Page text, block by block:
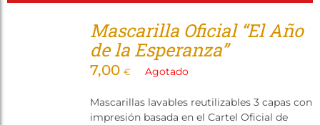
Mascarilla Oficial “El Año
de la Esperanza”
7,00 € Agotado
Mascarillas lavables reutilizables 3 capas con
impresión basada en el Cartel Oficial de